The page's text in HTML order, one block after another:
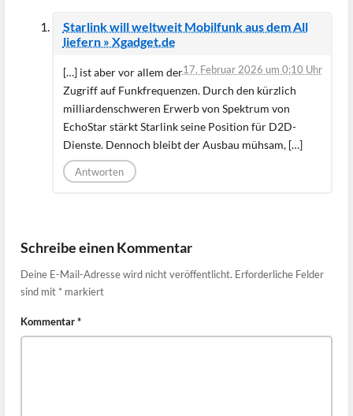
Starlink will weltweit Mobilfunk aus dem All
liefern » Xgadget.de
17. Februar 2026 um 0:10 Uhr
[…] ist aber vor allem der
Zugriff auf Funkfrequenzen. Durch den kürzlich
milliardenschweren Erwerb von Spektrum von
EchoStar stärkt Starlink seine Position für D2D-
Dienste. Dennoch bleibt der Ausbau mühsam, […]
Antworten
Schreibe einen Kommentar
Deine E-Mail-Adresse wird nicht veröffentlicht. Erforderliche Felder
sind mit * markiert
Kommentar*